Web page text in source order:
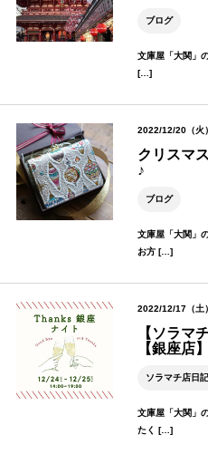
ブログ
文庫屋「大関」
[…]
2022/12/20（火）
クリスマ
♪
ブログ
文庫屋「大関」
お方 […]
2022/12/17（土）
【ソラマ
【銀座店
ソラマチ店日
文庫屋「大関」
たく […]